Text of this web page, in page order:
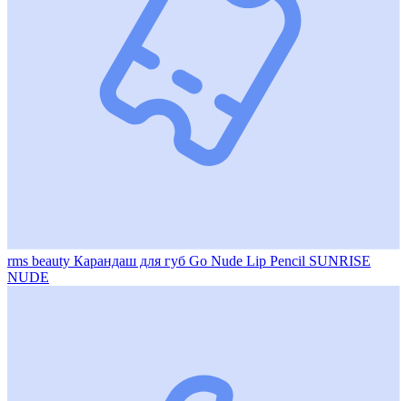
rms beauty Карандаш для губ Go Nude Lip Pencil SUNRISE
NUDE